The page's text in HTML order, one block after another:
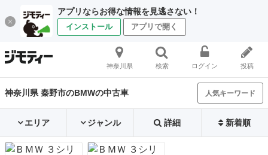
アプリならお得な情報を見逃さない！
インストール アプリで開く
神奈川県 検索 ログイン 投稿
神奈川県 秦野市のBMWの中古車 人気キーワード
エリア ジャンル 詳細 新着順